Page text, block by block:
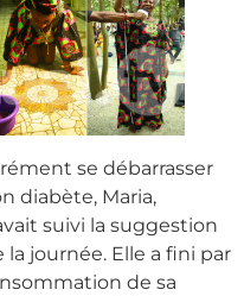
se débarrasser
diabète, Maria,
suivi la suggestion
journée. Elle a fini par
de sa